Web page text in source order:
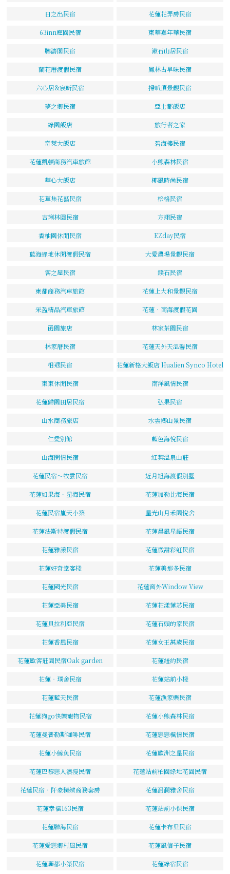
日之出民宿 花蓮花弄房民宿
63inn庭園民宿 東華嘉年華民宿
聽濤閣民宿 漱石山居民宿
蘭花厝渡假民宿 鳳林古早味民宿
六心居&宸昕民宿 掃叭頂景觀民宿
夢之鄉民宿 亞士都飯店
綠園飯店 旅行者之家
奇萊大飯店 碧海樓民宿
花蓮凱頓商務汽車旅館 小熊森林民宿
華心大飯店 椰風時尚民宿
花草集花藝民宿 松格民宿
吉琍林園民宿 方翊民宿
香柚園休閒民宿 EZday民宿
藍海綠地休閒渡假民宿 大愛農場景觀民宿
客之屋民宿 鏷石民宿
東都商務汽車旅館 花蓮上大和景觀民宿
采盈精品汽車旅館 花蓮‧南海渡假花園
函園旅店 林家茶園民宿
林家厝民宿 花蓮天外天溫馨民宿
相遇民宿 花蓮新格大飯店 Hualien Synco Hotel
東東休閒民宿 南洋風情民宿
花蓮歸園田居民宿 弘果民宿
山水商務旅店 水雲鄉山景民宿
仁愛別館 藍色海悅民宿
山海閑情民宿 紅葉溫泉山莊
花蓮民宿～牧雲民宿 近月旭海渡假別墅
花蓮如果海．星海民宿 花蓮加勒比海民宿
花蓮民宿嵐天小築 星光山月禾園悅舍
花蓮法斯特渡假民宿 花蓮晨風星語民宿
花蓮雅漾民宿 花蓮微甜彩虹民宿
花蓮好奇堂客棧 花蓮美那多民宿
花蓮國光民宿 花蓮窗外Window View
花蓮亞美民宿 花蓮花漾蓮芯民宿
花蓮貝拉利亞民宿 花蓮石頭的家民宿
花蓮香風民宿 花蓮女王萬歲民宿
花蓮歐客莊園民宿Oak garden 花蓮紐約民宿
花蓮‧璞舍民宿 花蓮站前小棧
花蓮藍天民宿 花蓮漁家樂民宿
花蓮狗go快樂寵物民宿 花蓮小熊森林民宿
花蓮曼普勒斯咖啡民宿 花蓮戀戀楓情民宿
花蓮小鯨魚民宿 花蓮歐洲之星民宿
花蓮巴黎戀人浪漫民宿 花蓮站前柏園綠地花園民宿
花蓮民宿．阡豪精緻商務套房 花蓮洄瀾雅舍民宿
花蓮幸福163民宿 花蓮站前小保民宿
花蓮聽海民宿 花蓮卡布里民宿
花蓮愛戀鄉村風民宿 花蓮風信子民宿
花蓮麗都小築民宿 花蓮綠宿民宿